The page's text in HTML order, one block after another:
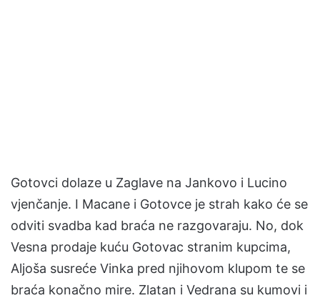
Gotovci dolaze u Zaglave na Jankovo i Lucino
vjenčanje. I Macane i Gotovce je strah kako će se
odviti svadba kad braća ne razgovaraju. No, dok
Vesna prodaje kuću Gotovac stranim kupcima,
Aljoša susreće Vinka pred njihovom klupom te se
braća konačno mire. Zlatan i Vedrana su kumovi i